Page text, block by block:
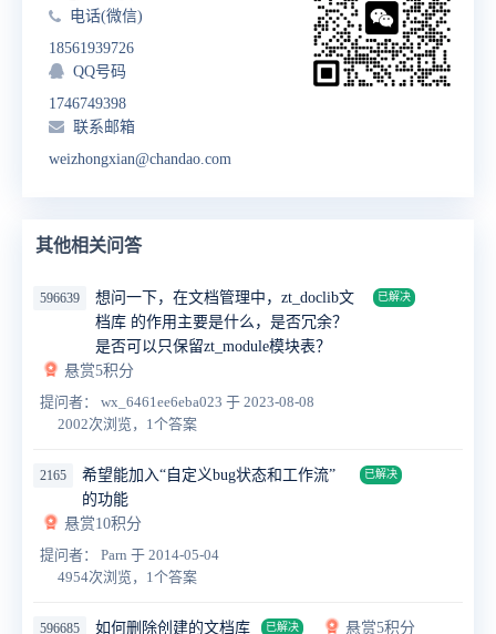
电话(微信)
18561939726
QQ号码
1746749398
联系邮箱
weizhongxian@chandao.com
其他相关问答
596639
想问一下，在文档管理中，zt_doclib文
档库 的作用主要是什么，是否冗余？
是否可以只保留zt_module模块表？
已解决
悬赏5积分
提问者： wx_6461ee6eba023 于 2023-08-08
2002次浏览，1个答案
2165
希望能加入“自定义bug状态和工作流”
的功能
已解决
悬赏10积分
提问者： Parn 于 2014-05-04
4954次浏览，1个答案
596685 如何删除创建的文档库 已解决
悬赏5积分